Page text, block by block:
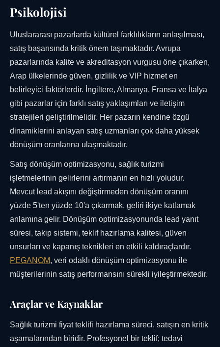
Psikolojisi
Uluslararası pazarlarda kültürel farklılıkların anlaşılması,
satış başarısında kritik önem taşımaktadır. Avrupa
pazarlarında kalite ve akreditasyon vurgusu öne çıkarken,
Arap ülkelerinde güven, gizlilik ve VIP hizmet en
belirleyici faktörlerdir. İngiltere, Almanya, Fransa ve İtalya
gibi pazarlar için farklı satış yaklaşımları ve iletişim
stratejileri geliştirilmelidir. Her pazarın kendine özgü
dinamiklerini anlayan satış uzmanları çok daha yüksek
dönüşüm oranlarına ulaşmaktadır.
Satış dönüşüm optimizasyonu, sağlık turizmi
işletmelerinin gelirlerini artırmanın en hızlı yoludur.
Mevcut lead akışını değiştirmeden dönüşüm oranını
yüzde 5'ten yüzde 10'a çıkarmak, geliri ikiye katlamak
anlamına gelir. Dönüşüm optimizasyonunda lead yanıt
süresi, takip sistemi, teklif hazırlama kalitesi, güven
unsurları ve kapanış teknikleri en etkili kaldıraçlardır.
PEGANOM, veri odaklı dönüşüm optimizasyonu ile
müşterilerinin satış performansını sürekli iyileştirmektedir.
Araçlar ve Kaynaklar
Sağlık turizmi fiyat teklifi hazırlama süreci, satışın en kritik
aşamalarından biridir. Profesyonel bir teklif; tedavi